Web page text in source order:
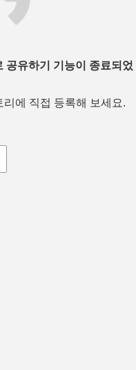
유하기 기능이 종료되었
에 직접 등록해 보세요.